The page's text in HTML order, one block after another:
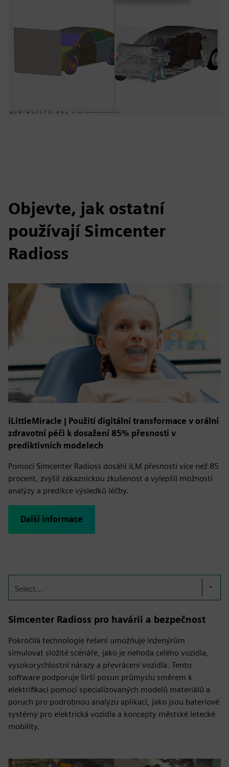
Objevte, jak ostatní
používají Simcenter
Radioss
iLittleMiracle | Použití digitální transformace v orální
zdravotní péči k dosažení 85% přesnosti v
prediktivních modelech
Pomocí Simcenter Radioss dosáhl iLM přesnosti více než 85
procent, zvýšil zákaznickou zkušenost a vylepšil možnosti
analýzy a predikce výsledků léčby.
Další informace
Select...
Simcenter Radioss pro havárii a bezpečnost
Pokročilá technologie řešení umožňuje inženýrům
simulovat složité scénáře, jako je nehoda celého vozidla,
vysokorychlostní nárazy a převrácení vozidla. Tento
software podporuje širší posun průmyslu směrem k
elektrifikaci pomocí specializovaných modelů materiálů a
poruch pro podrobnou analýzu aplikací, jako jsou bateriové
systémy pro elektrická vozidla a koncepty městské letecké
mobility.